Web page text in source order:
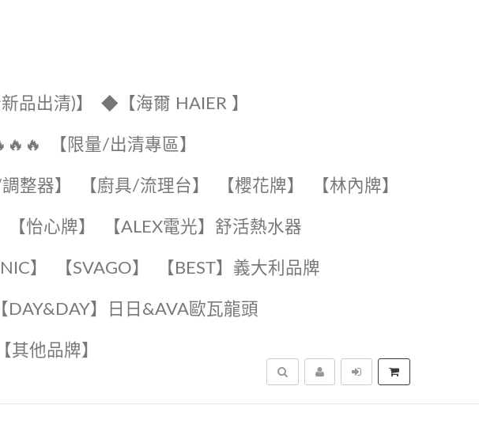
品出清)】 ◆【海爾 HAIER 】
【限量/出清專區】
整器】 【廚具/流理台】 【櫻花牌】 【林內牌】
️【怡心牌】️ ️️【ALEX電光】舒活熱水器️️
】️ ️【SVAGO】️ ️【BEST】️義大利品牌
️【DAY&DAY】️日日&AVA歐瓦龍頭
️【其他品牌】️
搜尋